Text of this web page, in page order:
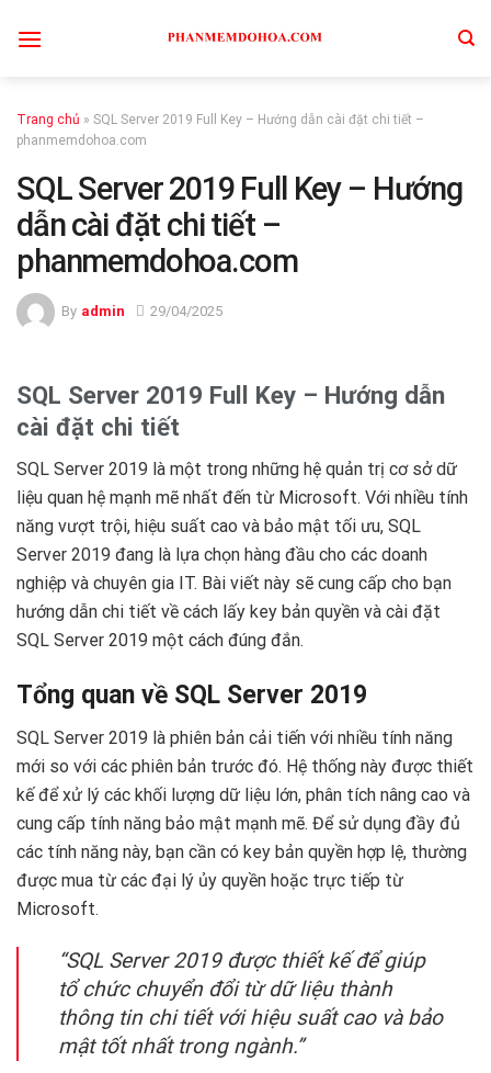
Trang chủ » SQL Server 2019 Full Key – Hướng dẫn cài đặt chi tiết –
phanmemdohoa.com
SQL Server 2019 Full Key – Hướng
dẫn cài đặt chi tiết –
phanmemdohoa.com
By admin 29/04/2025
SQL Server 2019 Full Key – Hướng dẫn
cài đặt chi tiết
SQL Server 2019 là một trong những hệ quản trị cơ sở dữ
liệu quan hệ mạnh mẽ nhất đến từ Microsoft. Với nhiều tính
năng vượt trội, hiệu suất cao và bảo mật tối ưu, SQL
Server 2019 đang là lựa chọn hàng đầu cho các doanh
nghiệp và chuyên gia IT. Bài viết này sẽ cung cấp cho bạn
hướng dẫn chi tiết về cách lấy key bản quyền và cài đặt
SQL Server 2019 một cách đúng đắn.
Tổng quan về SQL Server 2019
SQL Server 2019 là phiên bản cải tiến với nhiều tính năng
mới so với các phiên bản trước đó. Hệ thống này được thiết
kế để xử lý các khối lượng dữ liệu lớn, phân tích nâng cao và
cung cấp tính năng bảo mật mạnh mẽ. Để sử dụng đầy đủ
các tính năng này, bạn cần có key bản quyền hợp lệ, thường
được mua từ các đại lý ủy quyền hoặc trực tiếp từ
Microsoft.
“SQL Server 2019 được thiết kế để giúp
tổ chức chuyển đổi từ dữ liệu thành
thông tin chi tiết với hiệu suất cao và bảo
mật tốt nhất trong ngành.”